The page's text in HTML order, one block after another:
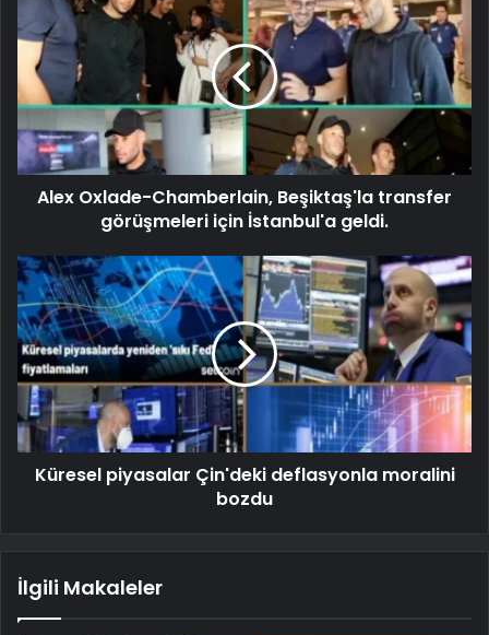
Alex Oxlade-Chamberlain, Beşiktaş'la transfer
görüşmeleri için İstanbul'a geldi.
Küresel piyasalar Çin'deki deflasyonla moralini
bozdu
İlgili Makaleler